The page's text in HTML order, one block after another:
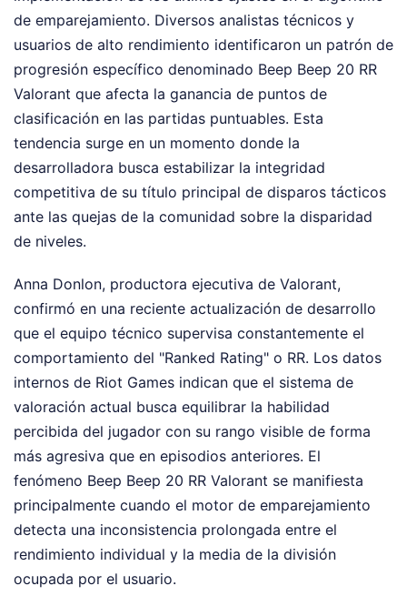
de emparejamiento. Diversos analistas técnicos y
usuarios de alto rendimiento identificaron un patrón de
progresión específico denominado Beep Beep 20 RR
Valorant que afecta la ganancia de puntos de
clasificación en las partidas puntuables. Esta
tendencia surge en un momento donde la
desarrolladora busca estabilizar la integridad
competitiva de su título principal de disparos tácticos
ante las quejas de la comunidad sobre la disparidad
de niveles.
Anna Donlon, productora ejecutiva de Valorant,
confirmó en una reciente actualización de desarrollo
que el equipo técnico supervisa constantemente el
comportamiento del "Ranked Rating" o RR. Los datos
internos de Riot Games indican que el sistema de
valoración actual busca equilibrar la habilidad
percibida del jugador con su rango visible de forma
más agresiva que en episodios anteriores. El
fenómeno Beep Beep 20 RR Valorant se manifiesta
principalmente cuando el motor de emparejamiento
detecta una inconsistencia prolongada entre el
rendimiento individual y la media de la división
ocupada por el usuario.